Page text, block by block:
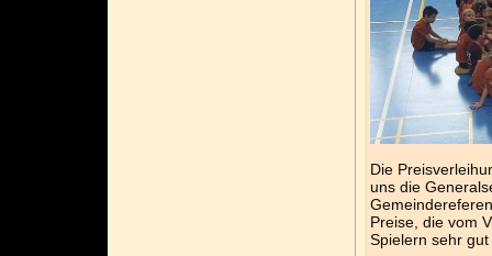
Die
uns die
Preise, die vom
Spielern sehr gut